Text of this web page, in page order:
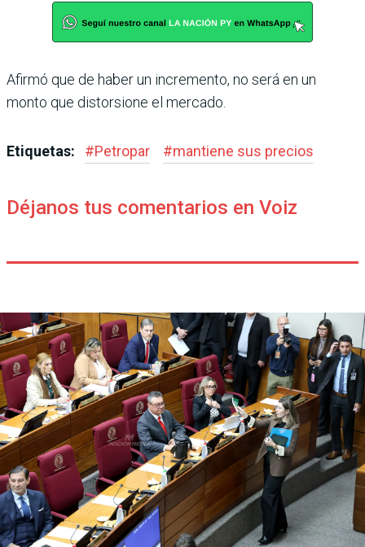
Afirmó que de haber un incre­mento, no será en un
monto que distorsione el mercado.
Etiquetas: #Petropar #mantiene sus precios
Déjanos tus comentarios en Voiz